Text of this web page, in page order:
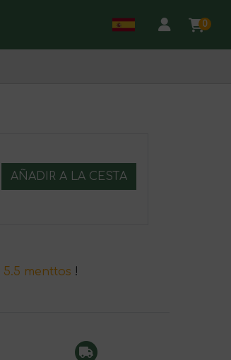
0
AÑADIR A LA CESTA
5.5 menttos !